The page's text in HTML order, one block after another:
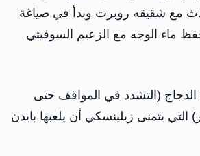
تحدث مع شقيقه روبرت وبدأ في صياغة
ماء الوجه مع الزعيم السوفيتي
الدجاج (التشدد في المواقف حتى
التي يتمنى زيلينسكي أن يلعبها بايدن